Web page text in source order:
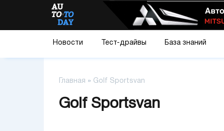
Новости Тест-драйвы База знаний
Главная » Golf Sportsvan
Golf Sportsvan